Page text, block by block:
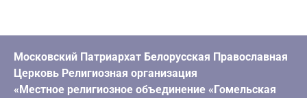
Московский Патриархат Белорусская Православная
Церковь Религиозная организация
«Местное религиозное объединение «Гомельская